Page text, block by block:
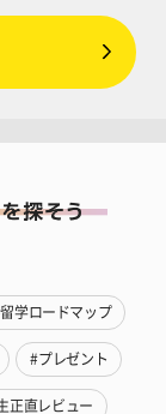
学ロードマップ
#プレゼント
正直レビュー